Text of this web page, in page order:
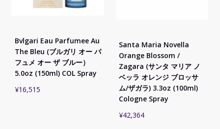
Bvlgari Eau Parfumee Au
The Bleu (ブルガリ オー パ
フュメ オー ザ ブルー）
5.0oz (150ml) COL Spray
¥16,515
Santa Maria Novella
Orange Blossom /
Zagara (サンタ マリア ノ
ベッラ オレンジ ブロッサ
ム/ザガラ) 3.3oz (100ml)
Cologne Spray
¥42,364